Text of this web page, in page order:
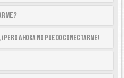
ahora no puedo conectarme!